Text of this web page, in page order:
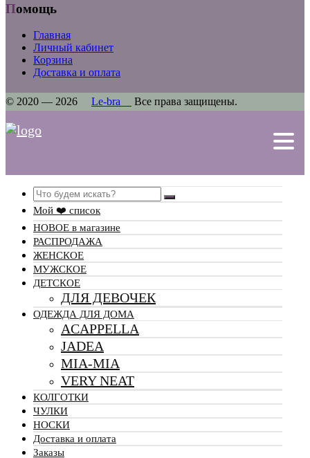
Помощь
Главная
Личный кабинет
Корзина
Доставка и оплата
© 2020 — 2026 Le-bra Все права защищены.
Search
Мой ❤️ список
НОВОЕ в магазине
РАСПРОДАЖА
ЖЕНСКОЕ
МУЖСКОЕ
ДЕТСКОЕ
ДЛЯ ДЕВОЧЕК
ОДЕЖДА ДЛЯ ДОМА
ACAPPELLA
JADEA
MIA-MIA
VERY NEAT
КОЛГОТКИ
ЧУЛКИ
НОСКИ
Доставка и оплата
Заказы